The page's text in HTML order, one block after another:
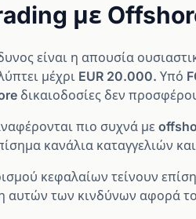
με
είναι η απουσία
μέχρι EUR 20.000. Υπό
δικαιοδοσίες δεν
πιο συχνά με
κανάλια καταγγελιών
κεφαλαίων τείνουν
των κινδύνων αφορά το